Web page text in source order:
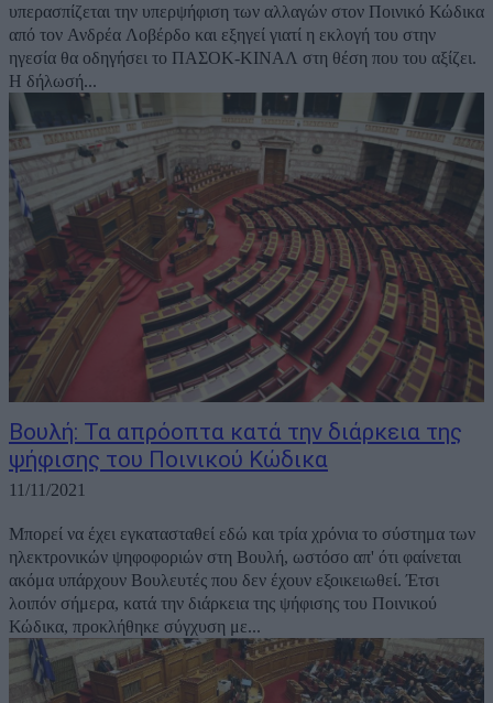
υπερασπίζεται την υπερψήφιση των αλλαγών στον Ποινικό Κώδικα
από τον Ανδρέα Λοβέρδο και εξηγεί γιατί η εκλογή του στην
ηγεσία θα οδηγήσει το ΠΑΣΟΚ-ΚΙΝΑΛ στη θέση που του αξίζει.
Η δήλωσή...
Βουλή: Τα απρόοπτα κατά την διάρκεια της
ψήφισης του Ποινικού Κώδικα
11/11/2021
Μπορεί να έχει εγκατασταθεί εδώ και τρία χρόνια το σύστημα των
ηλεκτρονικών ψηφοφοριών στη Βουλή, ωστόσο απ' ότι φαίνεται
ακόμα υπάρχουν Βουλευτές που δεν έχουν εξοικειωθεί. Έτσι
λοιπόν σήμερα, κατά την διάρκεια της ψήφισης του Ποινικού
Κώδικα, προκλήθηκε σύγχυση με...